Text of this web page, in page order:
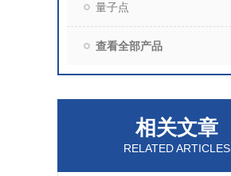
量子点
查看全部产品
相关文章
RELATED ARTICLES